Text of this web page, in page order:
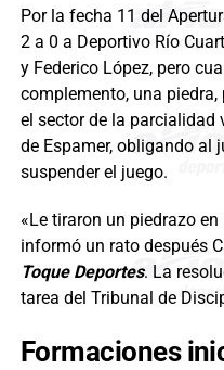
Por la fecha 11 del
2 a 0 a Deportivo Río
y Federico López, pero
complemento, una
el sector de la parcialidad
de Espamer, obligando al
suspender el juego.
«Le tiraron un piedrazo
informó un rato después
Toque Deportes. La
tarea del Tribunal de
Formaciones